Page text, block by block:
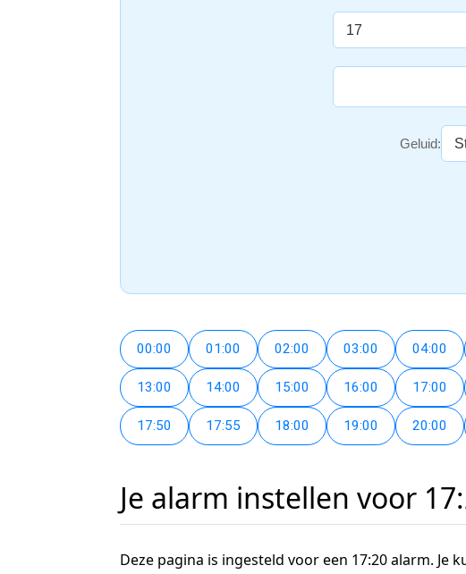
Geluid:
00:00 01:00 02:00 03:00 04:00
13:00 14:00 15:00 16:00 17:00
17:50 17:55 18:00 19:00 20:00
Je alarm instellen voor
Deze pagina is ingesteld voor een 17:20 alarm.